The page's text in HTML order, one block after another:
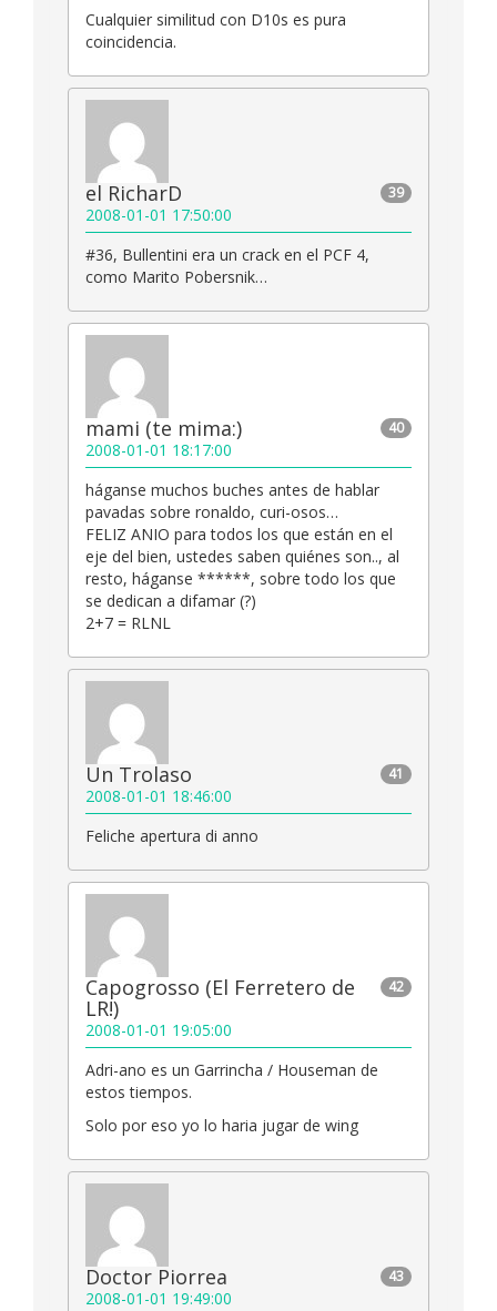
Cualquier similitud con D10s es pura
coincidencia.
39
el RicharD
2008-01-01 17:50:00
#36, Bullentini era un crack en el PCF 4,
como Marito Pobersnik…
40
mami (te mima:)
2008-01-01 18:17:00
háganse muchos buches antes de hablar
pavadas sobre ronaldo, curi-osos…
FELIZ ANIO para todos los que están en el
eje del bien, ustedes saben quiénes son.., al
resto, háganse ******, sobre todo los que
se dedican a difamar (?)
2+7 = RLNL
41
Un Trolaso
2008-01-01 18:46:00
Feliche apertura di anno
42
Capogrosso (El Ferretero de
LR!)
2008-01-01 19:05:00
Adri-ano es un Garrincha / Houseman de
estos tiempos.
Solo por eso yo lo haria jugar de wing
43
Doctor Piorrea
2008-01-01 19:49:00